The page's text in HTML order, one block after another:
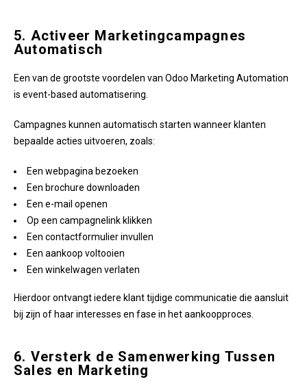
5. Activeer Marketingcampagnes
Automatisch
Een van de grootste voordelen van Odoo Marketing Automation
is event-based automatisering.
Campagnes kunnen automatisch starten wanneer klanten
bepaalde acties uitvoeren, zoals:
Een webpagina bezoeken
Een brochure downloaden
Een e-mail openen
Op een campagnelink klikken
Een contactformulier invullen
Een aankoop voltooien
Een winkelwagen verlaten
Hierdoor ontvangt iedere klant tijdige communicatie die aansluit
bij zijn of haar interesses en fase in het aankoopproces.
6. Versterk de Samenwerking Tussen
Sales en Marketing